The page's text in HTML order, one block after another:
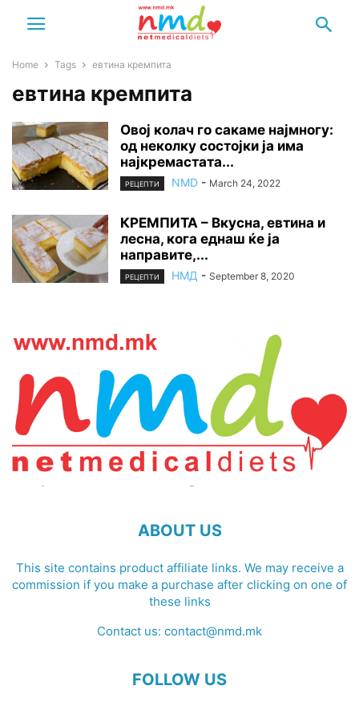
Home Tags евтина кремпита
евтина кремпита
Овој колач го сакаме најмногу:
од неколку состојки ја има
најкремастата...
РЕЦЕПТИ NMD - March 24, 2022
КРЕМПИТА – Вкусна, евтина и
лесна, кога еднаш ќе ја
направите,...
РЕЦЕПТИ НМД - September 8, 2020
ABOUT US
This site contains product affiliate links. We may receive a
commission if you make a purchase after clicking on one of
these links
Contact us: contact@nmd.mk
FOLLOW US